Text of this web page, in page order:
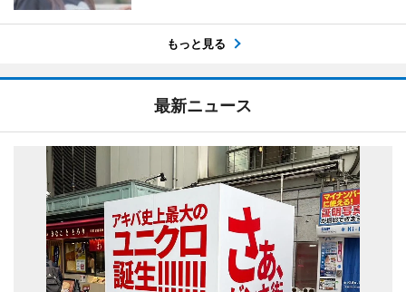
もっと見る
最新ニュース